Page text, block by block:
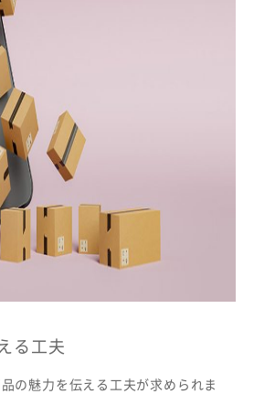
る工夫
の魅力を伝える工夫が求められま